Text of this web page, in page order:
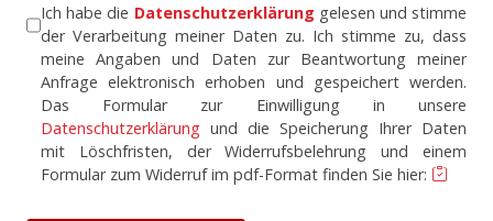
Ich habe die Datenschutzerklärung gelesen und stimme
der Verarbeitung meiner Daten zu. Ich stimme zu, dass
meine Angaben und Daten zur Beantwortung meiner
Anfrage elektronisch erhoben und gespeichert werden.
Das Formular zur Einwilligung in unsere
Datenschutzerklärung und die Speicherung Ihrer Daten
mit Löschfristen, der Widerrufsbelehrung und einem
Formular zum Widerruf im pdf-Format finden Sie hier: